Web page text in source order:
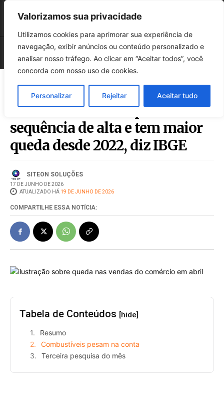
Valorizamos sua privacidade
Utilizamos cookies para aprimorar sua experiência de
navegação, exibir anúncios ou conteúdo personalizado e
analisar nosso tráfego. Ao clicar em “Aceitar todos”, você
concorda com nosso uso de cookies.
Personalizar Rejeitar Aceitar tudo
Comércio interrompe
sequência de alta e tem maior
queda desde 2022, diz IBGE
SITEON SOLUÇÕES
17 DE JUNHO DE 2026
ATUALIZADO HÁ 19 DE JUNHO DE 2026
COMPARTILHE ESSA NOTÍCIA:
Tabela de Conteúdos [hide]
Resumo
Combustíveis pesam na conta
Terceira pesquisa do mês